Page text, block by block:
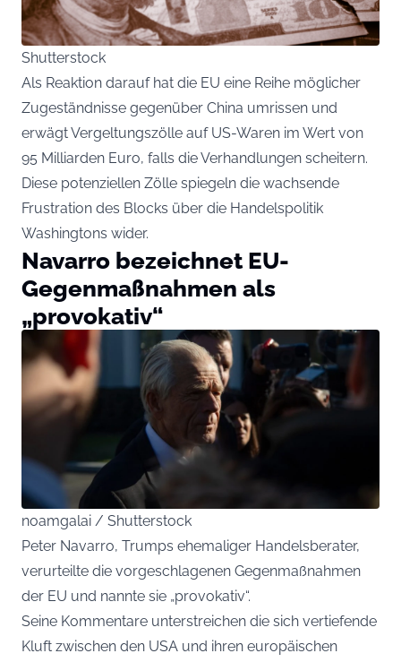
Shutterstock
Als Reaktion darauf hat die EU eine Reihe möglicher
Zugeständnisse gegenüber China umrissen und
erwägt Vergeltungszölle auf US-Waren im Wert von
95 Milliarden Euro, falls die Verhandlungen scheitern.
Diese potenziellen Zölle spiegeln die wachsende
Frustration des Blocks über die Handelspolitik
Washingtons wider.
Navarro bezeichnet EU-
Gegenmaßnahmen als
„provokativ“
noamgalai / Shutterstock
Peter Navarro, Trumps ehemaliger Handelsberater,
verurteilte die vorgeschlagenen Gegenmaßnahmen
der EU und nannte sie „provokativ“.
Seine Kommentare unterstreichen die sich vertiefende
Kluft zwischen den USA und ihren europäischen